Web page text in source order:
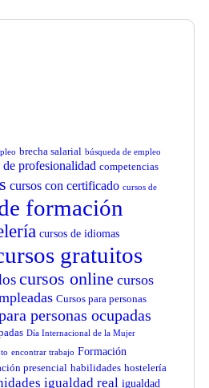
brecha salarial búsqueda de empleo
profesionalidad competencias
cursos con certificado cursos de
formación
cursos de idiomas
gratuitos
cursos online cursos
Cursos para personas
personas ocupadas
Día Internacional de la Mujer
encontrar trabajo Formación
presencial habilidades hostelería
igualdad real igualdad